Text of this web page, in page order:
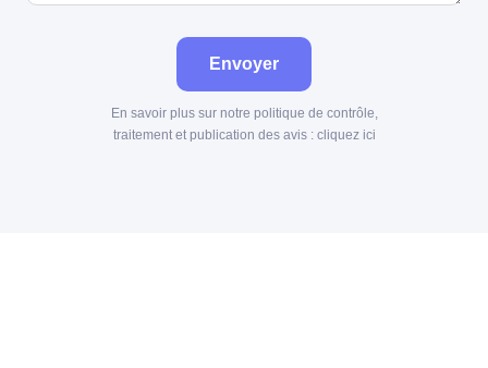
Envoyer
En savoir plus sur notre politique de contrôle,
traitement et publication des avis : cliquez ici